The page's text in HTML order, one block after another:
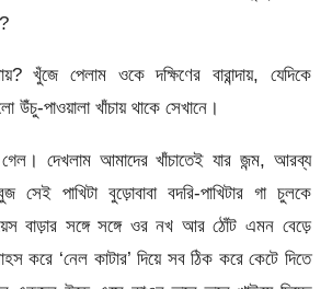
খুঁজে পেলাম ওকে দক্ষিণের বারান্দায়, যেদিকে
উঁচু-পাওয়ালা খাঁচায় থাকে সেখানে।
দেখলাম আমাদের খাঁচাতেই যার জন্ম, আরব্য
সেই পাখিটা বুড়োবাবা বদরি-পাখিটার গা চুলকে
বাড়ার সঙ্গে সঙ্গে ওর নখ আর ঠোঁট এমন বেড়ে
করে ‘নেল কাটার’ দিয়ে সব ঠিক করে কেটে দিতে